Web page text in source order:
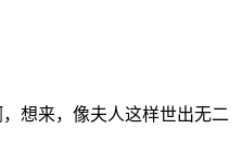
想来，像夫人这样世出无二